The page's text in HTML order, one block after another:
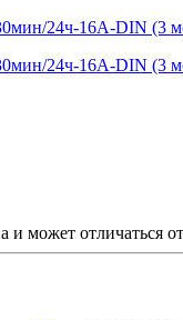
и может отличаться